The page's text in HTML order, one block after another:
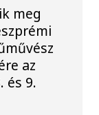
meg
az
és 9.